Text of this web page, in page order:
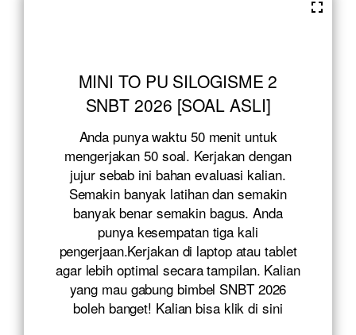
MINI TO PU SILOGISME 2
SNBT 2026 [SOAL ASLI]
Anda punya waktu 50 menit untuk
mengerjakan 50 soal. Kerjakan dengan
jujur sebab ini bahan evaluasi kalian.
Semakin banyak latihan dan semakin
banyak benar semakin bagus. Anda
punya kesempatan tiga kali
pengerjaan.Kerjakan di laptop atau tablet
agar lebih optimal secara tampilan. Kalian
yang mau gabung bimbel SNBT 2026
boleh banget! Kalian bisa klikdi sini